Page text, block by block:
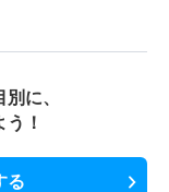
に、
！
る